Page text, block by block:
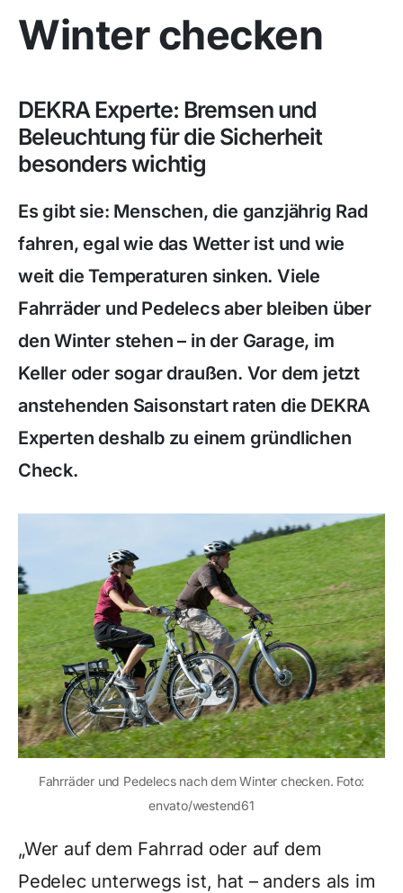
Winter checken
DEKRA Experte: Bremsen und
Beleuchtung für die Sicherheit
besonders wichtig
Es gibt sie: Menschen, die ganzjährig Rad
fahren, egal wie das Wetter ist und wie
weit die Temperaturen sinken. Viele
Fahrräder und Pedelecs aber bleiben über
den Winter stehen – in der Garage, im
Keller oder sogar draußen. Vor dem jetzt
anstehenden Saisonstart raten die DEKRA
Experten deshalb zu einem gründlichen
Check.
Fahrräder und Pedelecs nach dem Winter checken. Foto:
envato/westend61
„Wer auf dem Fahrrad oder auf dem
Pedelec unterwegs ist, hat – anders als im